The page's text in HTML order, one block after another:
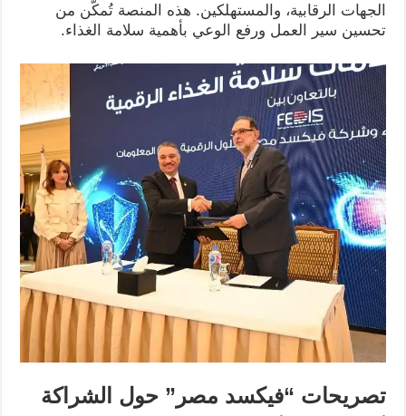
الجهات الرقابية، والمستهلكين. هذه المنصة تُمكّن من
تحسين سير العمل ورفع الوعي بأهمية سلامة الغذاء.
تصريحات “فيكسد مصر” حول الشراكة